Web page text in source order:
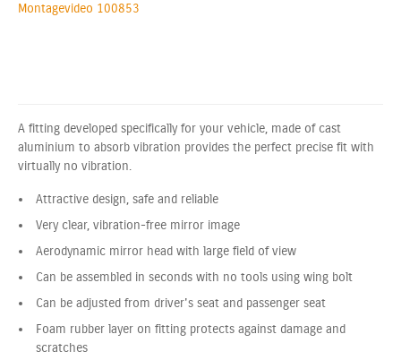
Montagevideo 100853
A fitting developed specifically for your vehicle, made of cast
aluminium to absorb vibration provides the perfect precise fit with
virtually no vibration.
Attractive design, safe and reliable
Very clear, vibration-free mirror image
Aerodynamic mirror head with large field of view
Can be assembled in seconds with no tools using wing bolt
Can be adjusted from driver's seat and passenger seat
Foam rubber layer on fitting protects against damage and
scratches